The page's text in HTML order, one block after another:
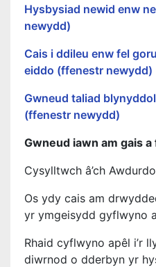
Hysbysiad newid enw
newydd)
Cais i ddileu enw fel
eiddo (ffenestr newydd)
Gwneud taliad
(ffenestr newydd)
Gwneud iawn am gais
Cysylltwch â’ch
Os ydy cais am
yr ymgeisydd gyflwyno
Rhaid cyflwyno apêl i’r
diwrnod o dderbyn yr